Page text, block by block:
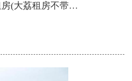
大荔租房(大荔租房不带家具)